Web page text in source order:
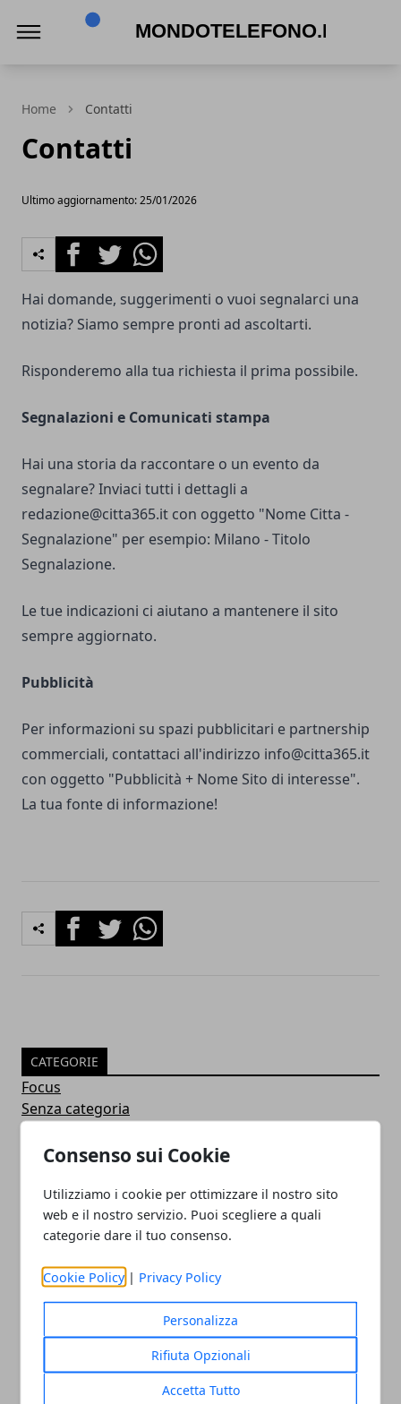
Consenso sui Cookie
Utilizziamo i cookie per ottimizzare il nostro sito
web e il nostro servizio. Puoi scegliere a quali
categorie dare il tuo consenso.
Cookie Policy | Privacy Policy
Personalizza
Rifiuta Opzionali
Accetta Tutto
Home Contatti
Contatti
Ultimo aggiornamento: 25/01/2026
FacebookTwitterWhatsapp
Hai domande, suggerimenti o vuoi segnalarci una
notizia? Siamo sempre pronti ad ascoltarti.
Risponderemo alla tua richiesta il prima possibile.
Segnalazioni e Comunicati stampa
Hai una storia da raccontare o un evento da
segnalare? Inviaci tutti i dettagli a
redazione@citta365.it con oggetto "Nome Citta -
Segnalazione" per esempio: Milano - Titolo
Segnalazione.
Le tue indicazioni ci aiutano a mantenere il sito
sempre aggiornato.
Pubblicità
Per informazioni su spazi pubblicitari e partnership
commerciali, contattaci all'indirizzo info@citta365.it
con oggetto "Pubblicità + Nome Sito di interesse".
La tua fonte di informazione!
FacebookTwitterWhatsapp
CATEGORIE
Focus
Senza categoria
Very Mobile
Tariffe
ARTICOLI POPOLARI